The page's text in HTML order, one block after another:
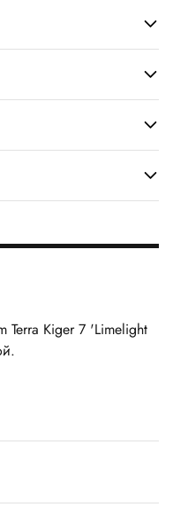
Terra Kiger 7 'Limelight